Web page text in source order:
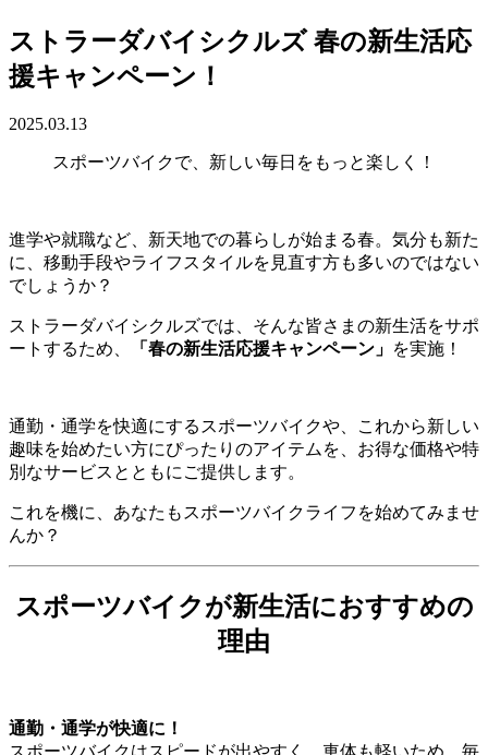
ストラーダバイシクルズ 春の新生活応
援キャンペーン！
2025.03.13
スポーツバイクで、新しい毎日をもっと楽しく！
進学や就職など、新天地での暮らしが始まる春。気分も新た
に、移動手段やライフスタイルを見直す方も多いのではない
でしょうか？
ストラーダバイシクルズでは、そんな皆さまの新生活をサポ
ートするため、
「春の新生活応援キャンペーン」 を実施！
通勤・通学を快適にするスポーツバイクや、これから新しい
趣味を始めたい方にぴったりのアイテムを、お得な価格や特
別なサービスとともにご提供します。
これを機に、あなたもスポーツバイクライフを始めてみませ
んか？
スポーツバイクが新生活におすすめの
理由
通勤・通学が快適に！